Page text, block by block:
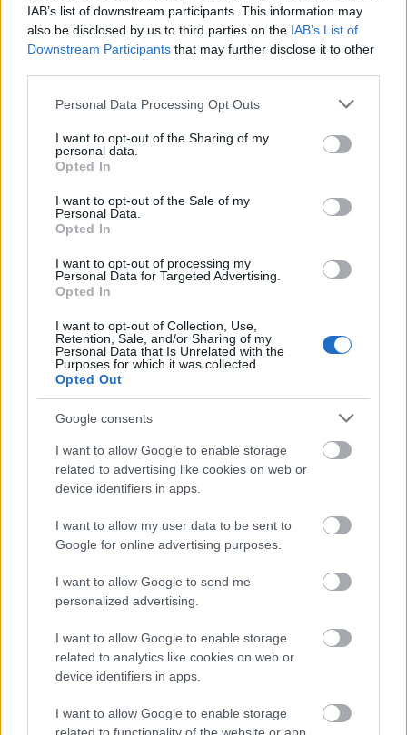
IAB’s list of downstream participants. This information may
also be disclosed by us to third parties on the IAB’s List of
Downstream Participants that may further disclose it to other
Please note that this website/app uses one or more Google
not limited to your visit or usage behaviour. You may click to
grant or deny consent to Google and its third-party tags to
use your data for below specified purposes in below Google
consent section.
Personal Data Processing Opt Outs
I want to opt-out of the Sharing of my
personal data.
Opted In
I want to opt-out of the Sale of my
Personal Data.
Opted In
I want to opt-out of processing my
Personal Data for Targeted Advertising.
Opted In
I want to opt-out of Collection, Use,
Retention, Sale, and/or Sharing of my
Personal Data that Is Unrelated with the
Purposes for which it was collected.
Opted Out
Google consents
I want to allow Google to enable storage
related to advertising like cookies on web or
device identifiers in apps.
I want to allow my user data to be sent to
Google for online advertising purposes.
I want to allow Google to send me
personalized advertising.
I want to allow Google to enable storage
related to analytics like cookies on web or
device identifiers in apps.
I want to allow Google to enable storage
ICS sérülékenységek CCCLXXXIII
Sérülékenységek PTC, GE Digital, Digi
International, ARDEREG és Moxa
rendszerekben
Bejelentés dátuma: 2023.08.31.Gyártó: PTCÉrintett
rendszer(ek):- Kepware KepServerEX 6.14.263.0 és
korábbi verziói;- ThingWorx Kepware Server
6.14.263.0 és korábbi verziói;Sérülékenység(ek)
neve/CVSSv3 szerinti besorolása:- Uncontrolled
Search Path Element (CVE-2023-29444)/közepes;-
Uncontrolled…
ICS sérülékenységek CCCLXXXII
Sérülékenységek Hitachi Energy, Trane,
Rockwell Automation, Moxa, KNX, CODESYS és
PTC rendszerekben
Bejelentés dátuma: 2023.08.22.Gyártó: Hitachi
AFF660/665-ös eszközök 03.0.02-es és korábbi
firmware-verziói;Sérülékenység(ek) neve/CVSSv3
43523)/kritikus;- Use of Insufficiently Random
Values…
ICS sérülékenységek CCCLXXVIII
Sérülékenységek Belden, Emerson, Rockwell
Automation, Johnson Controls, CODESYS, PTC,
ETIC Telecom, Mitsubishi Electric, Hitachi